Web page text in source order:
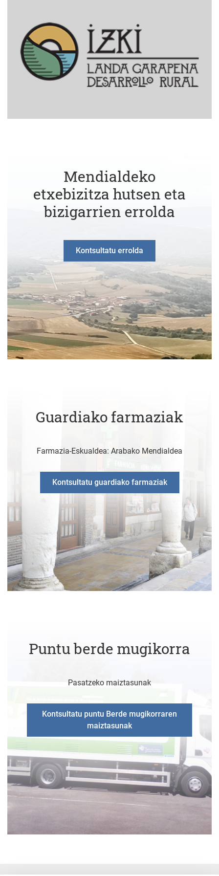
Mendialdeko
etxebizitza hutsen eta
bizigarrien errolda
Kontsultatu errolda
Guardiako farmaziak
Farmazia-Eskualdea: Arabako Mendialdea
Kontsultatu guardiako farmaziak
Puntu berde mugikorra
Pasatzeko maiztasunak
Kontsultatu puntu Berde mugikorraren
maiztasunak